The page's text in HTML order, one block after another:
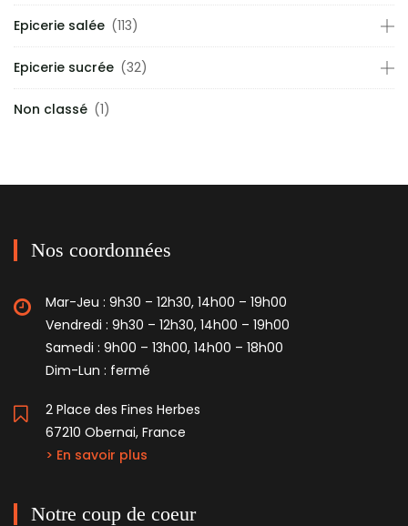
Epicerie salée (113)
Epicerie sucrée (32)
Non classé (1)
Nos coordonnées
Mar-Jeu : 9h30 – 12h30, 14h00 – 19h00
Vendredi : 9h30 – 12h30, 14h00 – 19h00
Samedi : 9h00 – 13h00, 14h00 – 18h00
Dim-Lun : fermé
2 Place des Fines Herbes
67210 Obernai, France
> En savoir plus
Notre coup de coeur